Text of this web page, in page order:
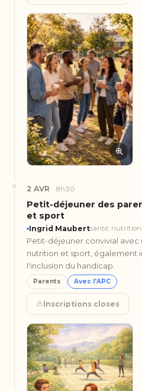
2 AVR 8h30
Petit-déjeuner des
et sport
Ingrid Maubertsanté, nutrition
Petit-déjeuner convivial avec
nutrition et sport, également
l'inclusion du handicap.
Parents Avec l'APC
Inscriptions closes